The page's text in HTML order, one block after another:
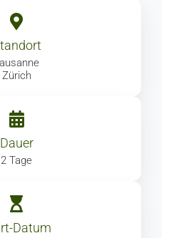
Zürich
Dauer
2 Tage
Datum